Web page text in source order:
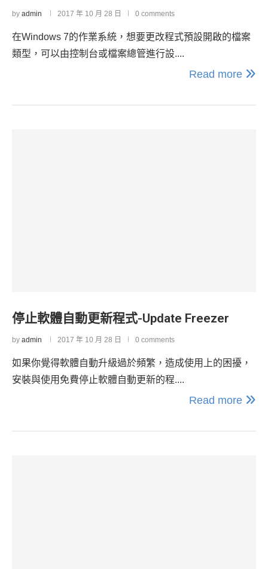
by admin 2017 年 10 月 28 日 0 comments
在Windows 7的作業系統，想要更改程式預設開啟的檔案
類型，可以由控制台或檔案總管進行設....
Read more
停止軟體自動更新程式-Update Freezer
by admin 2017 年 10 月 28 日 0 comments
如果你覺得軟體自動升級過於頻繁，造成使用上的困擾，
安裝與使用免費停止軟體自動更新的程....
Read more